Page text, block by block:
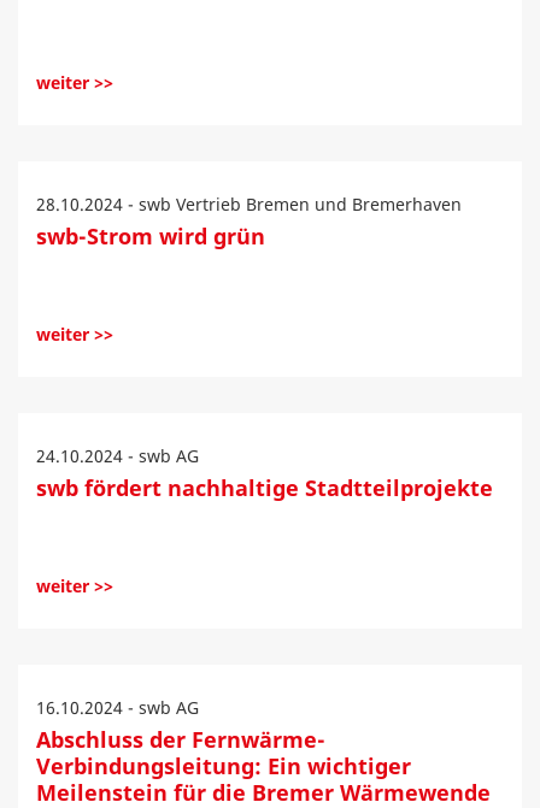
weiter >>
28.10.2024 - swb Vertrieb Bremen und Bremerhaven
swb-Strom wird grün
weiter >>
24.10.2024 - swb AG
swb fördert nachhaltige Stadtteilprojekte
weiter >>
16.10.2024 - swb AG
Abschluss der Fernwärme-
Verbindungsleitung: Ein wichtiger
Meilenstein für die Bremer Wärmewende